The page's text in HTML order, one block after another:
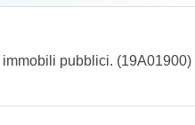
pubblici. (19A01900)